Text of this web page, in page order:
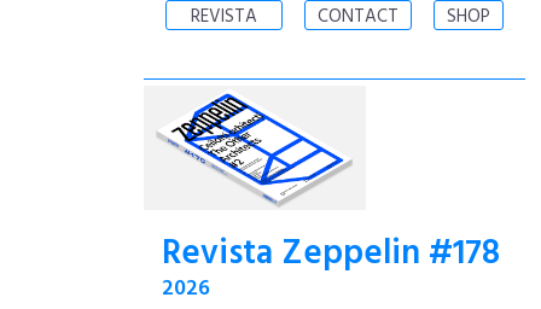
REVISTA CONTACT SHOP
Revista Zeppelin #178
2026